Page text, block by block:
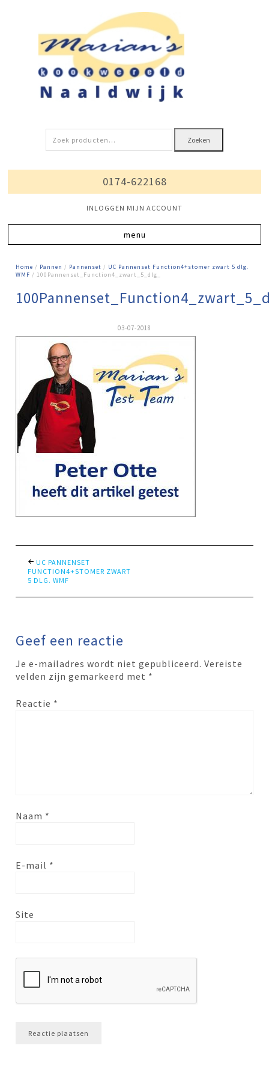
Zoeken
naar:
Zoeken
0174-622168
INLOGGEN MIJN ACCOUNT
Home / Pannen / Pannenset / UC Pannenset Function4+stomer zwart 5 dlg.
WMF / 100Pannenset_Function4_zwart_5_dlg_
03-07-2018
UC PANNENSET
FUNCTION4+STOMER ZWART
5 DLG. WMF
Geef een reactie
Je e-mailadres wordt niet gepubliceerd. Vereiste
velden zijn gemarkeerd met *
Reactie *
Naam *
E-mail *
Site